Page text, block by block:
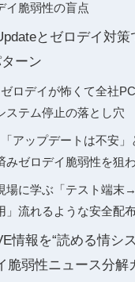
イ脆弱性の盲点
とゼロデイ対策
ーン
ロデイが怖くて全社
ステム停止の落とし穴
アップデートは不安」
みゼロデイ脆弱性を狙
場に学ぶ「テスト端末
」流れるような安全配
情報を“読める情シ
脆弱性ニュース分解